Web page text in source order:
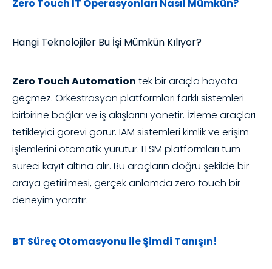
Zero Touch IT Operasyonları Nasıl Mümkün?
Hangi Teknolojiler Bu İşi Mümkün Kılıyor?
Zero Touch Automation tek bir araçla hayata
geçmez. Orkestrasyon platformları farklı sistemleri
birbirine bağlar ve iş akışlarını yönetir. İzleme araçları
tetikleyici görevi görür. IAM sistemleri kimlik ve erişim
işlemlerini otomatik yürütür. ITSM platformları tüm
süreci kayıt altına alır. Bu araçların doğru şekilde bir
araya getirilmesi, gerçek anlamda zero touch bir
deneyim yaratır.
BT Süreç Otomasyonu ile Şimdi Tanışın!